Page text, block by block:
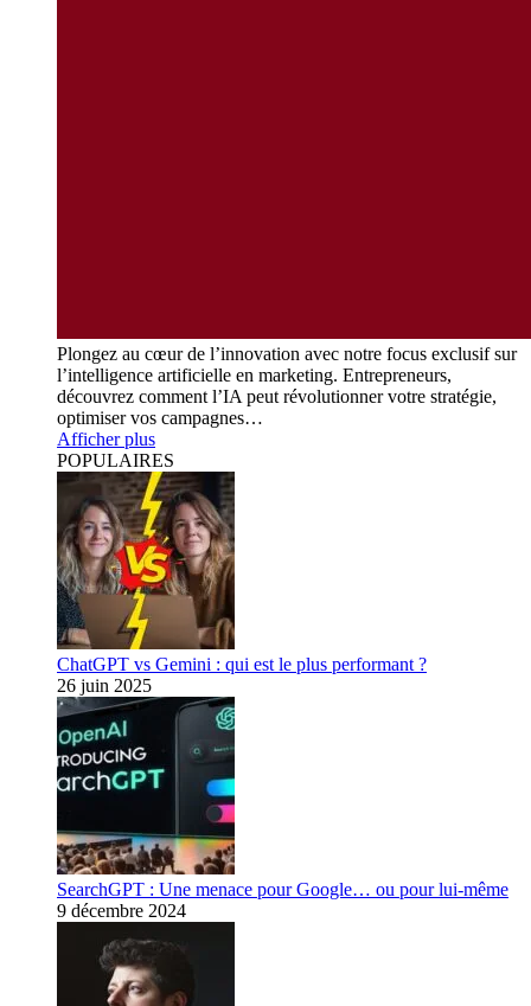
Plongez au cœur de l’innovation avec notre focus exclusif sur
l’intelligence artificielle en marketing. Entrepreneurs,
découvrez comment l’IA peut révolutionner votre stratégie,
optimiser vos campagnes…
Afficher plus
POPULAIRES
ChatGPT vs Gemini : qui est le plus performant ?
26 juin 2025
SearchGPT : Une menace pour Google… ou pour lui-même
9 décembre 2024